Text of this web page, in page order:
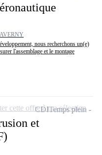
nous recherchons un(e)
l'assemblage et le montage
et
CDITemps plein
cette offre à ma sélection